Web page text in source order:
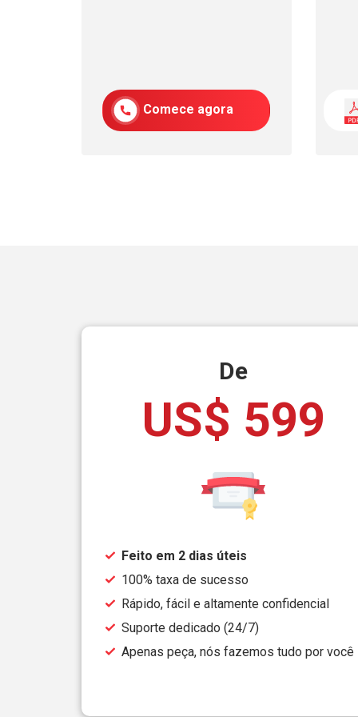
Comece agora
De
US$ 599
Feito em 2 dias úteis
100% taxa de sucesso
Rápido, fácil e altamente confidencial
Suporte dedicado (24/7)
Apenas peça, nós fazemos tudo por você